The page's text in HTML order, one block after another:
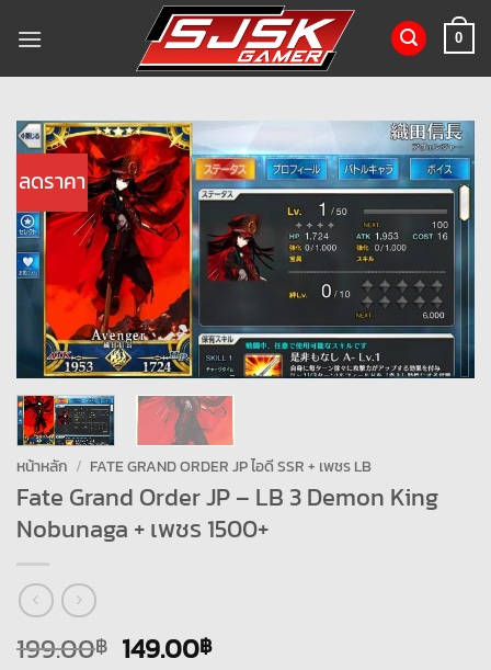
0
ลดราคา
หน้าหลัก / FATE GRAND ORDER JP ไอดี SSR + เพชร LB
Fate Grand Order JP – LB 3 Demon King
Nobunaga + เพชร 1500+
199.00฿ Original
149.00฿Current